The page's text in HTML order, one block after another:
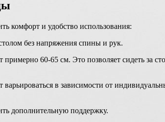
комфорт и удобство использования:
без напряжения спины и рук.
60-65 см. Это позволяет сидеть за
в зависимости от
дополнительную поддержку.